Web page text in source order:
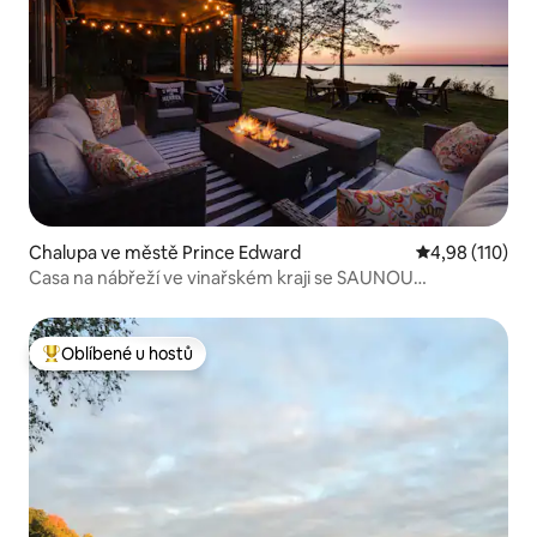
Chalupa ve městě Prince Edward Průměrné
4,98 (110)
Casa na nábřeží ve vinařském kraji se SAUNOU
Nejlepší v kategorii Oblíbené u hostů
Oblíbené u hostů